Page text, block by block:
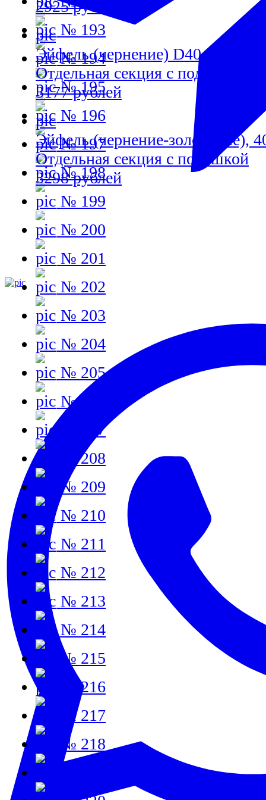
№ 193
№ 194
№ 195
№ 196
№ 197
№ 198
№ 199
№ 200
№ 201
№ 202
№ 203
№ 204
№ 205
№ 206
№ 207
№ 208
№ 209
№ 210
№ 211
№ 212
№ 213
№ 214
№ 215
№ 216
№ 217
№ 218
2925 рублей
Эйфель (чернение) D40, 40мм
Отдельная секция с подушкой
3177 рублей
Эйфель (чернение-золочение),
Отдельная секция с подушкой
3298 рублей